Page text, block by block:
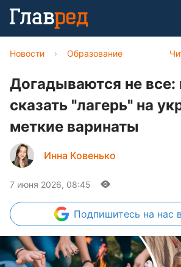
Новости › Образование
Догадываются не все:
сказать "лагерь" на
меткие варинаты
Инна Ковенько
7 июня 2026, 08:45
Подпишитесь на нас